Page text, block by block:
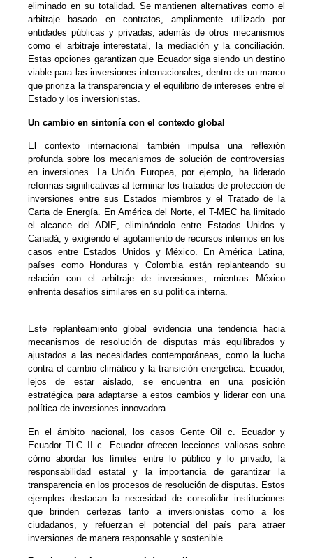
eliminado en su totalidad. Se mantienen alternativas como el
arbitraje basado en contratos, ampliamente utilizado por
entidades públicas y privadas, además de otros mecanismos
como el arbitraje interestatal, la mediación y la conciliación.
Estas opciones garantizan que Ecuador siga siendo un destino
viable para las inversiones internacionales, dentro de un marco
que prioriza la transparencia y el equilibrio de intereses entre el
Estado y los inversionistas.
Un cambio en sintonía con el contexto global
El contexto internacional también impulsa una reflexión
profunda sobre los mecanismos de solución de controversias
en inversiones. La Unión Europea, por ejemplo, ha liderado
reformas significativas al terminar los tratados de protección de
inversiones entre sus Estados miembros y el Tratado de la
Carta de Energía. En América del Norte, el T-MEC ha limitado
el alcance del ADIE, eliminándolo entre Estados Unidos y
Canadá, y exigiendo el agotamiento de recursos internos en los
casos entre Estados Unidos y México. En América Latina,
países como Honduras y Colombia están replanteando su
relación con el arbitraje de inversiones, mientras México
enfrenta desafíos similares en su política interna.
Este replanteamiento global evidencia una tendencia hacia
mecanismos de resolución de disputas más equilibrados y
ajustados a las necesidades contemporáneas, como la lucha
contra el cambio climático y la transición energética. Ecuador,
lejos de estar aislado, se encuentra en una posición
estratégica para adaptarse a estos cambios y liderar con una
política de inversiones innovadora.
En el ámbito nacional, los casos Gente Oil c. Ecuador y
Ecuador TLC II c. Ecuador ofrecen lecciones valiosas sobre
cómo abordar los límites entre lo público y lo privado, la
responsabilidad estatal y la importancia de garantizar la
transparencia en los procesos de resolución de disputas. Estos
ejemplos destacan la necesidad de consolidar instituciones
que brinden certezas tanto a inversionistas como a los
ciudadanos, y refuerzan el potencial del país para atraer
inversiones de manera responsable y sostenible.